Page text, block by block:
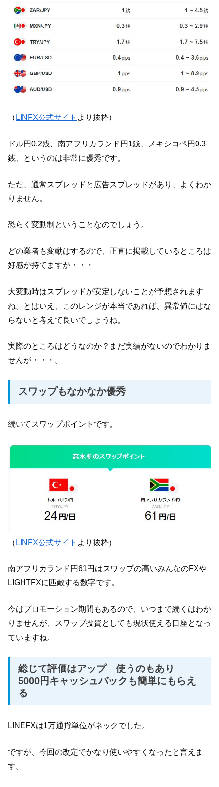
（LINFX公式サイト より抜粋）
ドル円0.2銭、南アフリカランド円1銭、メキシコペ円0.3
銭、というのは非常に優秀です。
ただ、通常スプレッドと広告スプレッドがあり、よくわか
りません。
恐らく変動制ということなのでしょう。
どの業者も変動はするので、正直に掲載しているところは
好感が持てますが・・・
大変動時はスプレッドが安定しないことが予想されます
ね。とはいえ、このレンジが本当であれば、異常値にはな
らないと考えて良いでしょうね。
実際のところはどうなのか？まだ実績がないのでわかりま
せんが・・・。
スワップもなかなか優秀
続いてスワップポイントです。
（LINFX公式サイト より抜粋）
南アフリカランド円61円はスワップの高いみんなのFXや
LIGHTFXに匹敵する数字です。
今はプロモーション期間もあるので、いつまで続くはわか
りませんが、スワップ投資としても現状使える口座となっ
ていますね。
総じて評価はアップ 使うのもあり
5000円キャッシュバックも簡単にもらえ
る
LINEFXは1万通貨単位がネックでした。
ですが、今回の改定でかなり使いやすくなったと言えま
す。